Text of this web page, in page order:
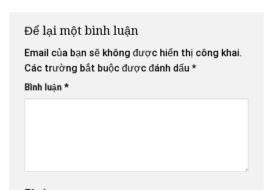
Để lại một bình luận
Email của bạn sẽ không được hiển thị công khai.
Các trường bắt buộc được đánh dấu *
Bình luận *